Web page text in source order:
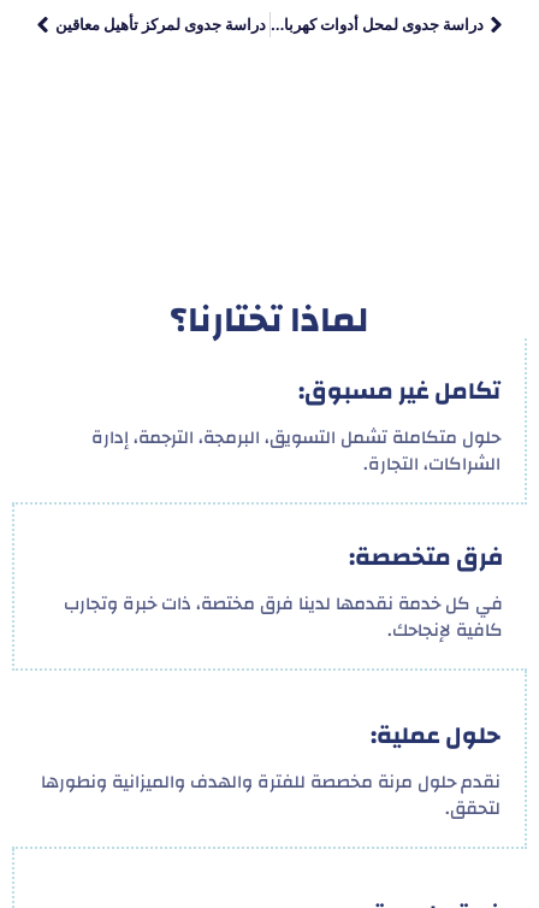
دراسة جدوى لمحل أدوات كهربائية دراسة جدوى لمركز تأهيل معاقين
لماذا تختارنا؟
تكامل غير مسبوق:
حلول متكاملة تشمل التسويق، البرمجة، الترجمة، إدارة
الشراكات، التجارة.
فرق متخصصة:
في كل خدمة نقدمها لدينا فرق مختصة، ذات خبرة وتجارب
كافية لإنجاحك.
حلول عملية:
نقدم حلول مرنة مخصصة للفترة والهدف والميزانية ونطورها
لتحقق.